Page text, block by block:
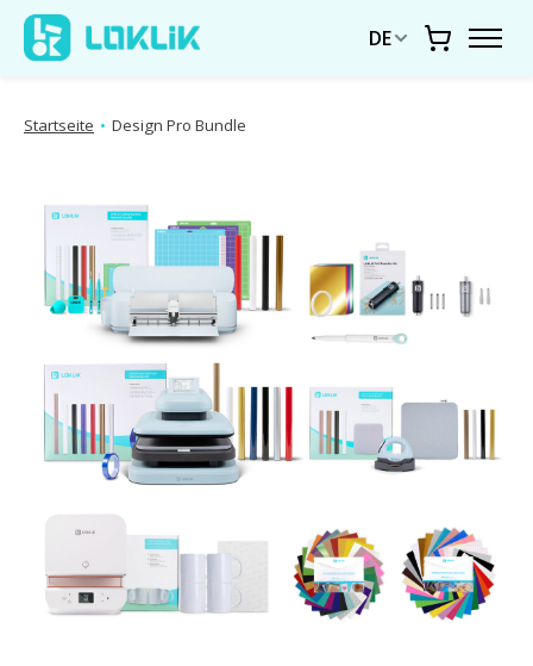
DE
Startseite • Design Pro Bundle